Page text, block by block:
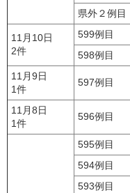
県外２例目
11月10日
2件
599例目
598例目
11月9日
1件
597例目
11月8日
1件
596例目
595例目
594例目
593例目